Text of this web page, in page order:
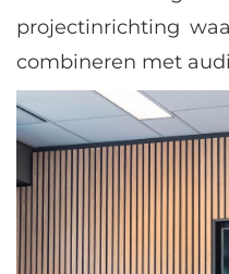
projectinrichting
combineren met